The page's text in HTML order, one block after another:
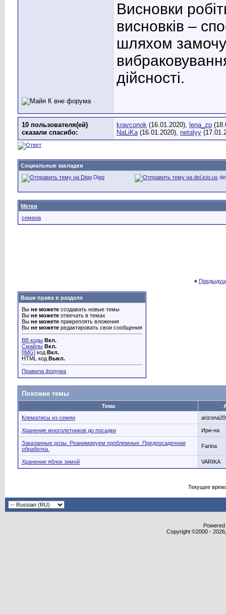
Висновки
висновків –
шляхом
дійсності.
10 пользователя(ей)
сказали cпасибо:
kravconok (16.01.2020), lena_zp
NaLiKa(16.01.2020), netalyy
Социальные закладки
Digg
Метки
семена
«
Ваши права в разделе
Вы не можете создавать новые темы
Вы не можете отвечать в темах
Вы не можете прикреплять вложения
Вы не можете редактировать свои сообщения
BB коды Вкл.
Смайлы Вкл.
[IMG] код Вкл.
HTML код Выкл.
Правила форума
Похожие темы
Тема
Клематисы из семян
Хранение многолетников до посадки Ири-на
Заказанные розы. Реанимируем проблемные. Предпосадочная
обработка.
Farina
Хранение яблок зимой VARIKA
Текущее
Copyright ©2000 -